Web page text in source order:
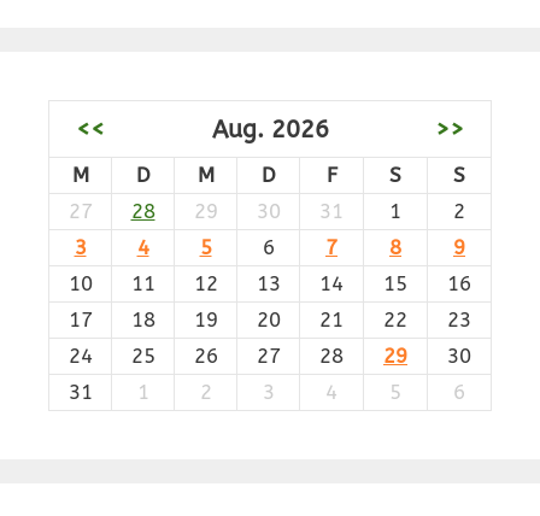
<< Aug. 2026 >>
M D M D F S
S
27
28 29 30 31 1
2
3
4 5 6 7 8
9
10
11 12 13 14 15
16
17
18 19 20 21 22
23
24
25 26 27 28 29
30
31
1 2 3 4 5 6